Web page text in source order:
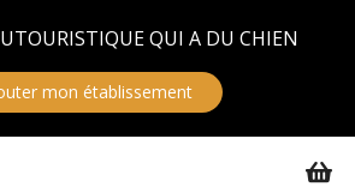
QUI A DU CHIEN
mon établissement